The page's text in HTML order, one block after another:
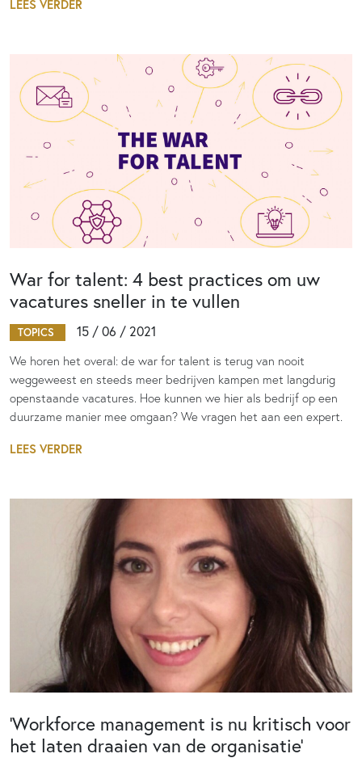
LEES VERDER
War for talent: 4 best practices om uw
vacatures sneller in te vullen
TOPICS 15 / 06 / 2021
We horen het overal: de war for talent is terug van nooit
weggeweest en steeds meer bedrijven kampen met langdurig
openstaande vacatures. Hoe kunnen we hier als bedrijf op een
duurzame manier mee omgaan? We vragen het aan een expert.
LEES VERDER
‘Workforce management is nu kritisch voor
het laten draaien van de organisatie’